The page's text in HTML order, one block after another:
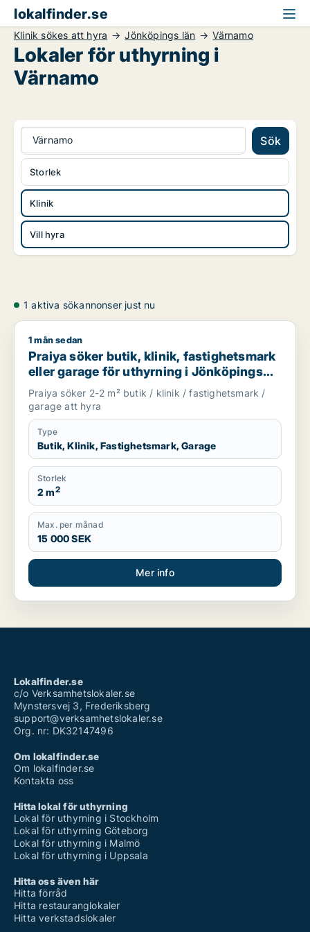
lokalfinder.se
Klinik sökes att hyra Jönköpings län Värnamo
Lokaler för uthyrning i
Värnamo
Värnamo Sök
Klinik
Vill hyra
Storlek
1 aktiva sökannonser just nu
Praiya söker butik, klinik, fastighetsmark eller garage för
1 mån sedan
Praiya söker butik, klinik, fastighetsmark
eller garage för uthyrning i Jönköpings
län
Praiya söker 2-2 m² butik / klinik / fastighetsmark /
garage att hyra
Type
Butik, Klinik, Fastighetsmark, Garage
Storlek
2 m2
Max. per månad
15 000 SEK
Mer info
Lokalfinder.se
c/o Verksamhetslokaler.se
Mynstersvej 3, Frederiksberg
support@verksamhetslokaler.se
Org. nr: DK32147496
Om lokalfinder.se
Om lokalfinder.se
Kontakta oss
Hitta lokal för uthyrning
Lokal för uthyrning i Stockholm
Lokal för uthyrning Göteborg
Lokal för uthyrning i Malmö
Lokal för uthyrning i Uppsala
Hitta oss även här
Hitta förråd
Hitta restauranglokaler
Hitta verkstadslokaler